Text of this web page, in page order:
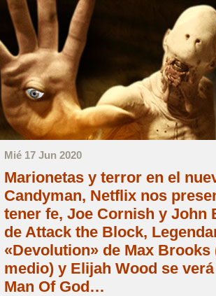
Mié 17 Jun 2020
Marionetas y terror en el
Candyman, Netflix nos
tener fe, Joe Cornish y John
de Attack the Block,
«Devolution» de Max
medio) y Elijah Wood se
Man Of God…